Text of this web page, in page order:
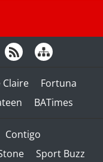
Claire
Fortuna
BATimes
Contigo
Sport Buzz